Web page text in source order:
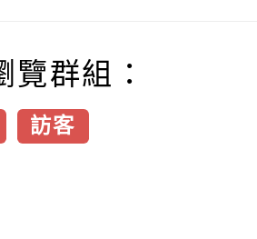
覽群組：
訪客